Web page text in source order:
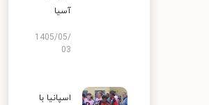
آسیا
1405/05/
03
اسپانیا با